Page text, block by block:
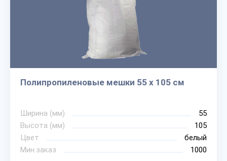
Полипропиленовые мешки 55 х 105 см
Ширина (мм)
55
Высота (мм)
105
Цвет
белый
Мин.заказ
1000